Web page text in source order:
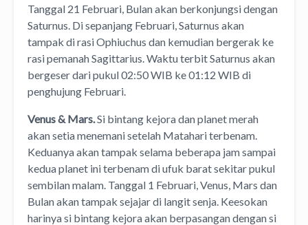
Tanggal 21 Februari, Bulan akan berkonjungsi dengan
Saturnus. Di sepanjang Februari, Saturnus akan
tampak di rasi Ophiuchus dan kemudian bergerak ke
rasi pemanah Sagittarius. Waktu terbit Saturnus akan
bergeser dari pukul 02:50 WIB ke 01:12 WIB di
penghujung Februari.
Venus & Mars.Si bintang kejora dan planet merah
akan setia menemani setelah Matahari terbenam.
Keduanya akan tampak selama beberapa jam sampai
kedua planet ini terbenam di ufuk barat sekitar pukul
sembilan malam. Tanggal 1 Februari, Venus, Mars dan
Bulan akan tampak sejajar di langit senja. Keesokan
harinya si bintang kejora akan berpasangan dengan si